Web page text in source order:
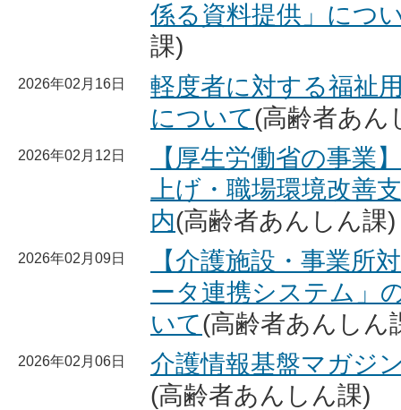
係る資料提供」につ
課)
2026年02月16日
軽度者に対する福祉
について(高齢者あん
2026年02月12日
【厚生労働省の事業
上げ・職場環境改善
内(高齢者あんしん課)
2026年02月09日
【介護施設・事業所
ータ連携システム」
いて(高齢者あんしん
2026年02月06日
介護情報基盤マガジ
(高齢者あんしん課)